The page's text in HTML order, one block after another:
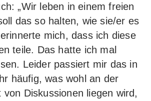
„Wir leben in einem freien
das so halten, wie sie/er es
mich, dass ich diese
teile. Das hatte ich mal
Leider passiert mir das in
häufig, was wohl an der
von Diskussionen liegen wird,